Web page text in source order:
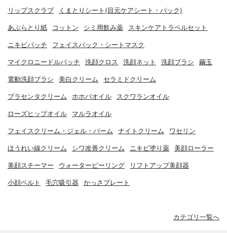
リップスクラブ くまとりシート(目元ケアシート・パック)
あぶらとり紙 コットン シミ用飲み薬 スキンケアトラベルセット
ニキビパッチ フェイスパック・シートマスク
マイクロニードルパッチ 洗顔クロス 洗顔ネット 洗顔ブラシ 繭玉
電動洗顔ブラシ 美白クリーム セラミドクリーム
プラセンタクリーム ホホバオイル スクワランオイル
ローズヒップオイル マルラオイル
フェイスクリーム・ジェル・バーム ナイトクリーム ワセリン
ほうれい線クリーム シワ改善クリーム ニキビ塗り薬 美顔ローラー
美顔スチーマー ウォーターピーリング リフトアップ美顔器
小顔ベルト 毛穴吸引器 かっさプレート
カテゴリ一覧へ